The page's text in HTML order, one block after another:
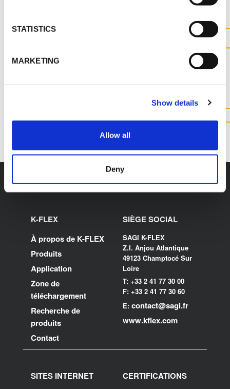
STATISTICS
MARKETING
Show details
Allow all
Deny
CONTACTEZ-NOUS POUR
PLUS D'INFORMATIONS SUR
CE PRODUIT
CONTACTEZ NOUS
K-FLEX
À propos de K-FLEX
Produits
Application
Zone de
téléchargement
Recherche de
produits
Contact
SIÈGE SOCIAL
SAGI K-FLEX
Z.I. Anjou Atlantique
49123 Champtocé Sur
Loire
T: +33 2 41 77 30 00
F: +33 2 41 77 30 60
E: contact@sagi.fr
www.kflex.com
SITES INTERNET
CERTIFICATIONS